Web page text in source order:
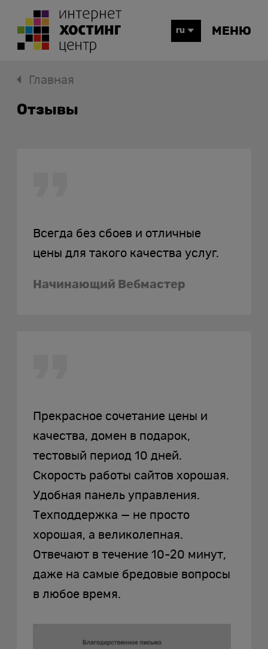
ru МЕНЮ
Главная
Отзывы
Всегда без сбоев и отличные
цены для такого качества услуг.
Начинающий Вебмастер
Прекрасное сочетание цены и
качества, домен в подарок,
тестовый период 10 дней.
Скорость работы сайтов хорошая.
Удобная панель управления.
Техподдержка — не просто
хорошая, а великолепная.
Отвечают в течение 10-20 минут,
даже на самые бредовые вопросы
в любое время.